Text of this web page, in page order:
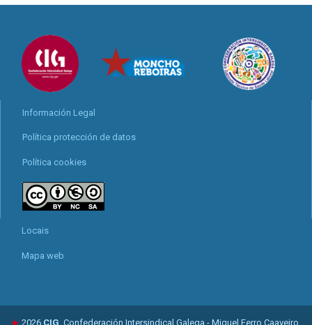
Información Legal
Política protección de datos
Política cookies
Locais
Mapa web
2026 CIG . Confederación Intersindical Galega - Miguel Ferro Caaveiro